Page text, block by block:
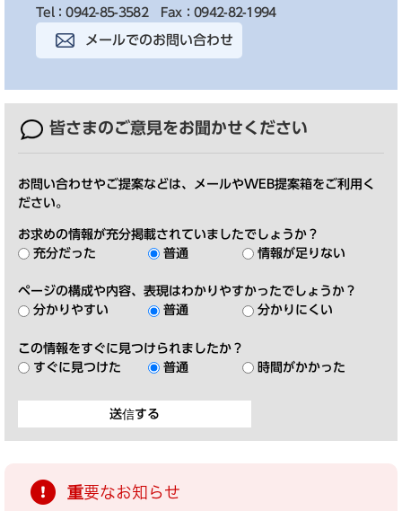
Tel：0942-85-3582 Fax：0942-82-1994
メールでのお問い合わせ
皆さまのご意見をお聞かせください
お問い合わせやご提案などは、メールやWEB提案箱をご利用く
ださい。
お求めの情報が充分掲載されていましたでしょうか？
充分だった
普通 情報が足りない
ページの構成や内容、表現はわかりやすかったでしょうか？
分かりやすい
普通 分かりにくい
この情報をすぐに見つけられましたか？
すぐに見つけた
普通 時間がかかった
重要なお知らせ